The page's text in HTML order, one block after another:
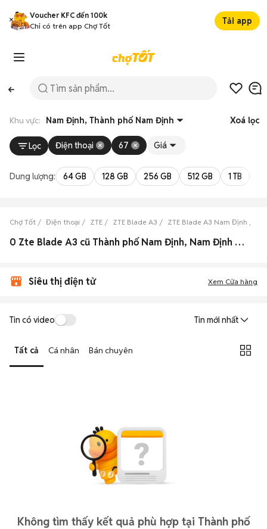
Voucher KFC đến 100k
Chỉ có trên app Chợ Tốt
Tải app
Khu vực: Nam Định, Thành phố Nam Định Xoá lọc
Lọc Điện thoại 67 Giá
Dung lượng: 64 GB 128 GB 256 GB 512 GB 1 TB
Chợ Tốt Điện thoại ZTE ZTE Blade A3 ZTE Blade A3 Nam Định
0 Zte Blade A3 cũ Thành phố Nam Định, Nam Định đẹp
Siêu thị điện tử Xem Cửa hàng
Tin có video Tin mới nhất
Tất cả Cá nhân Bán chuyên
Không tìm thấy kết quả phù hợp tại Thành phố